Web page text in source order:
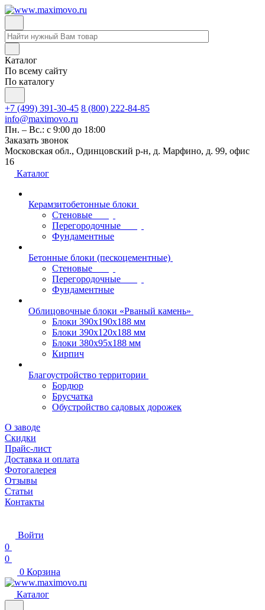
Каталог
По всему сайту
По каталогу
+7 (499) 391-30-45 8 (800) 222-84-85
info@maximovo.ru
Пн. – Вс.: с 9:00 до 18:00
Заказать звонок
Московская обл., Одинцовский р-н, д. Марфино, д. 99, офис
16
Каталог
Керамзитобетонные блоки
Стеновые
Перегородочные
Фундаментные
Бетонные блоки (пескоцементные)
Стеновые
Перегородочные
Фундаментные
Облицовочные блоки «Рваный камень»
Блоки 390х190х188 мм
Блоки 390х120х188 мм
Блоки 380х95х188 мм
Кирпич
Благоустройство территории
Бордюр
Брусчатка
Обустройство садовых дорожек
О заводе
Скидки
Прайс-лист
Доставка и оплата
Фотогалерея
Отзывы
Статьи
Контакты
Войти
0
0
0 Корзина
Каталог